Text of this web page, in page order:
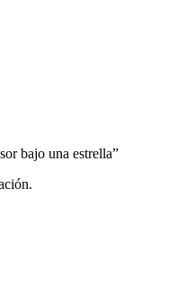
bajo una estrella”